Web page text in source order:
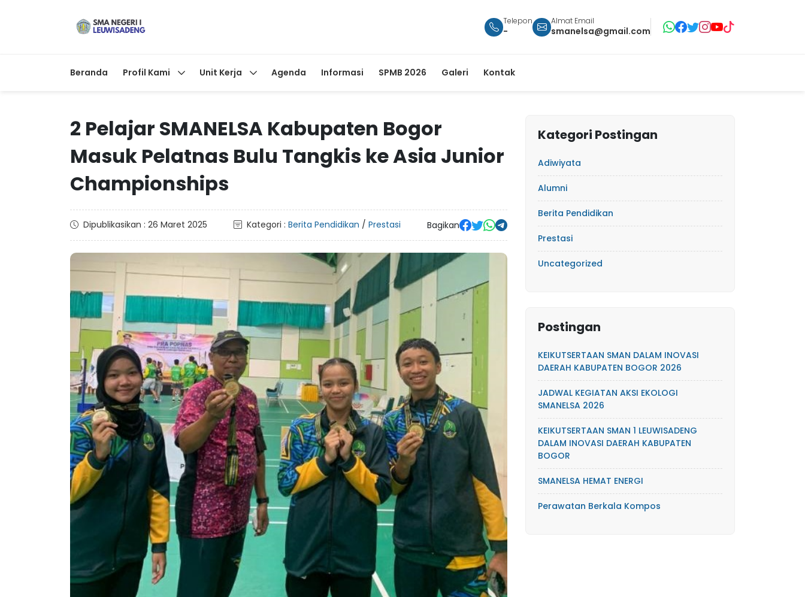
Telepon
-
Almat Email
smanelsa@gmail.com
Beranda Profil Kami Unit Kerja Agenda Informasi SPMB 2026 Galeri Kontak
2 Pelajar SMANELSA Kabupaten Bogor
Masuk Pelatnas Bulu Tangkis ke Asia Junior
Championships
Dipublikasikan : 26 Maret 2025 Kategori : Berita Pendidikan / Prestasi Bagikan
Kategori Postingan
Adiwiyata
Alumni
Berita Pendidikan
Prestasi
Uncategorized
Postingan
KEIKUTSERTAAN SMAN DALAM INOVASI
DAERAH KABUPATEN BOGOR 2026
JADWAL KEGIATAN AKSI EKOLOGI
SMANELSA 2026
KEIKUTSERTAAN SMAN 1 LEUWISADENG
DALAM INOVASI DAERAH KABUPATEN
BOGOR
SMANELSA HEMAT ENERGI
Perawatan Berkala Kompos